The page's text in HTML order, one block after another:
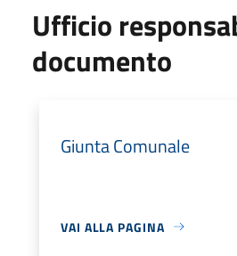
Ufficio
documento
Giunta Comunale
VAI ALLA PAGINA